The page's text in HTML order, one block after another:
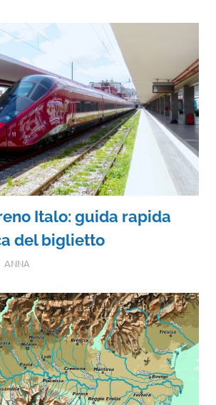
Italo: guida rapida
del biglietto
ANNA